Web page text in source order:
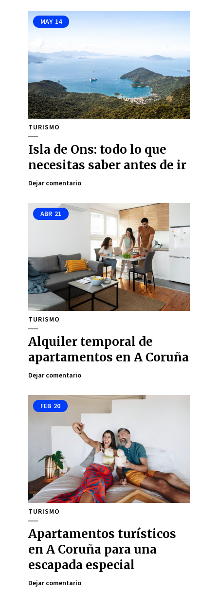
MAY 14
TURISMO
Isla de Ons: todo lo que
necesitas saber antes de ir
Dejar comentario
ABR 21
TURISMO
Alquiler temporal de
apartamentos en A Coruña
Dejar comentario
FEB 20
TURISMO
Apartamentos turísticos
en A Coruña para una
escapada especial
Dejar comentario